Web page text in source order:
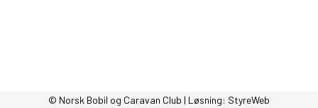
© Norsk Bobil og Caravan Club | Løsning: StyreWeb